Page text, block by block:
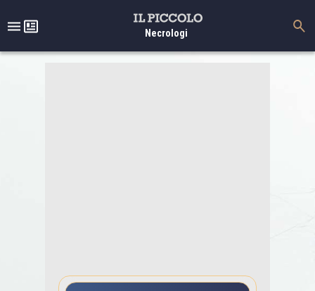
Necrologi